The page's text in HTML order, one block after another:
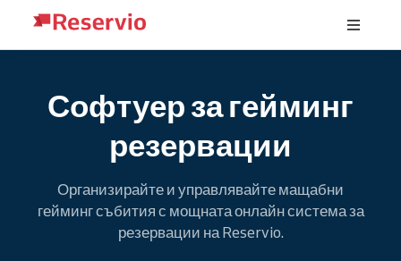
Софтуер за гейминг
резервации
Организирайте и управлявайте мащабни
гейминг събития с мощната онлайн система за
резервации на Reservio.